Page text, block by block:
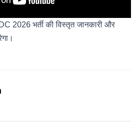
2026 भर्ती की विस्तृत जानकारी और